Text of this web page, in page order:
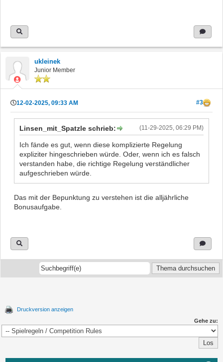
ukleinek
Junior Member
12-02-2025, 09:33 AM #3
(11-29-2025, 06:29 PM)
Linsen_mit_Spatzle schrieb:
Ich fände es gut, wenn diese komplizierte Regelung
expliziter hingeschrieben würde. Oder, wenn ich es falsch
verstanden habe, die richtige Regelung verständlicher
aufgeschrieben würde.
Das mit der Bepunktung zu verstehen ist die alljährliche
Bonusaufgabe.
Druckversion anzeigen
Gehe zu: